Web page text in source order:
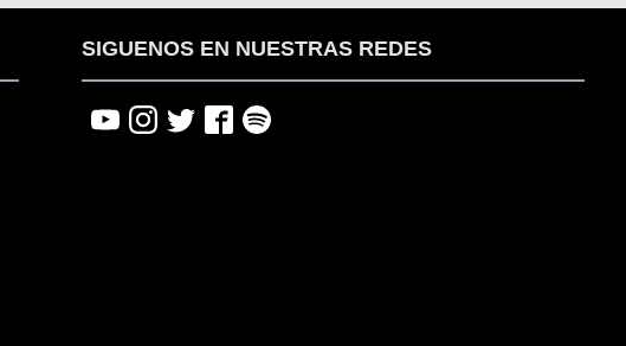
SIGUENOS EN NUESTRAS REDES